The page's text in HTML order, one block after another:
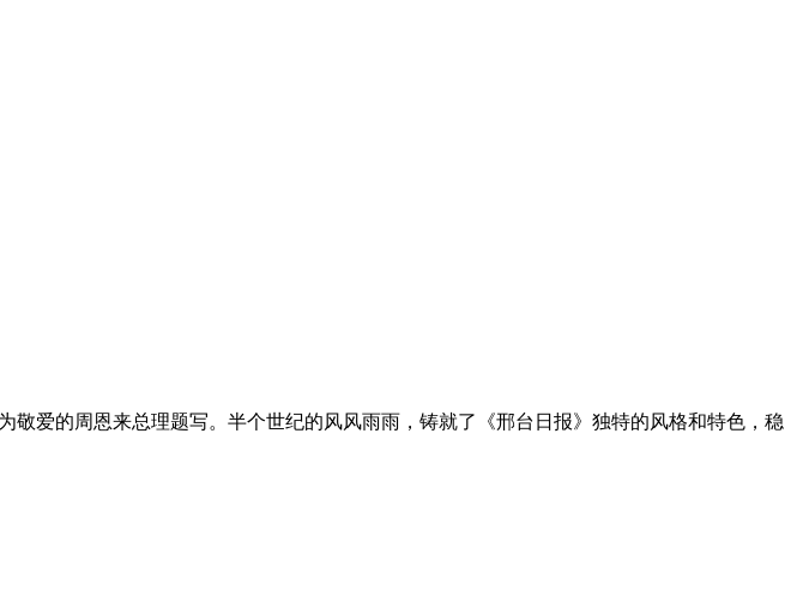
敬爱的周恩来总理题写。半个世纪的风风雨雨，铸就了《邢台日报》独特的风格和特色，稳